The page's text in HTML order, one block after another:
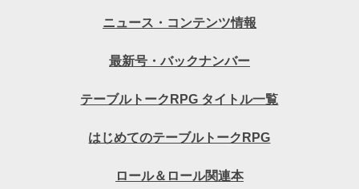
ニュース・コンテンツ情報
最新号・バックナンバー
テーブルトークRPG タイトル一覧
はじめてのテーブルトークRPG
ロール＆ロール関連本